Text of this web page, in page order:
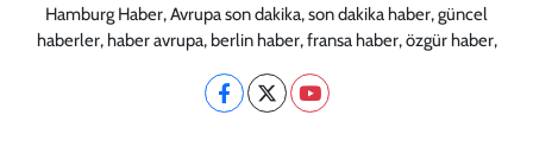
Hamburg Haber, Avrupa son dakika, son dakika haber, güncel
haberler, haber avrupa, berlin haber, fransa haber, özgür haber,